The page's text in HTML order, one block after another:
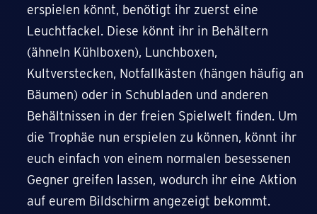
erspielen könnt, benötigt ihr zuerst eine
Leuchtfackel. Diese könnt ihr in Behältern
(ähneln Kühlboxen), Lunchboxen,
Kultverstecken, Notfallkästen (hängen häufig an
Bäumen) oder in Schubladen und anderen
Behältnissen in der freien Spielwelt finden. Um
die Trophäe nun erspielen zu können, könnt ihr
euch einfach von einem normalen besessenen
Gegner greifen lassen, wodurch ihr eine Aktion
auf eurem Bildschirm angezeigt bekommt.